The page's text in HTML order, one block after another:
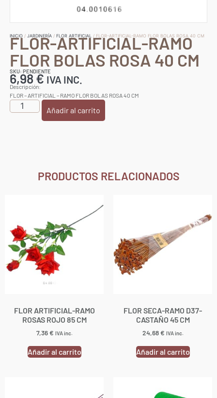
INICIO / JARDINERÍA / FLOR ARTIFICIAL / FLOR-ARTIFICIAL-RAMO FLOR BOLAS ROSA 40 CM
FLOR-ARTIFICIAL-RAMO
FLOR BOLAS ROSA 40 CM
SKU: PENDIENTE
6,98€ IVA INC.
Descripción:
FLOR – ARTIFICIAL – RAMO FLOR BOLAS ROSA 40 CM
Añadir al carrito
PRODUCTOS RELACIONADOS
FLOR ARTIFICIAL-RAMO
ROSAS ROJO 85 CM
7,36€ IVA inc.
Añadir al carrito
FLOR SECA-RAMO D37-
CASTAÑO 45 CM
24,68€ IVA inc.
Añadir al carrito